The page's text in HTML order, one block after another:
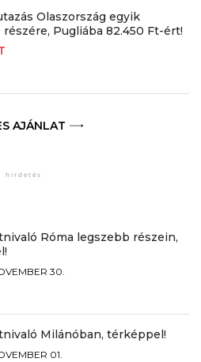
Olaszország egyik
Pugliába 82.450 Ft-ért!
AJÁNLAT
Róma legszebb részein,
30.
Milánóban, térképpel!
01.